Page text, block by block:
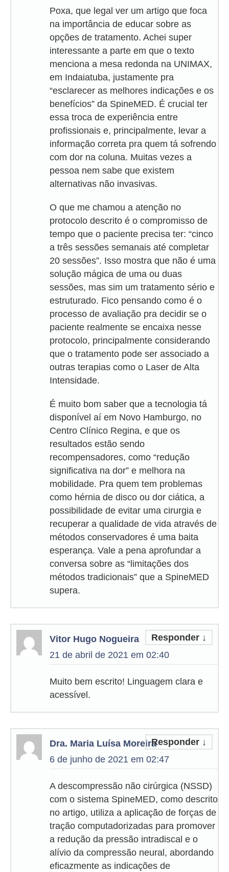
Poxa, que legal ver um artigo que foca
na importância de educar sobre as
opções de tratamento. Achei super
interessante a parte em que o texto
menciona a mesa redonda na UNIMAX,
em Indaiatuba, justamente pra
“esclarecer as melhores indicações e os
benefícios” da SpineMED. É crucial ter
essa troca de experiência entre
profissionais e, principalmente, levar a
informação correta pra quem tá sofrendo
com dor na coluna. Muitas vezes a
pessoa nem sabe que existem
alternativas não invasivas.
O que me chamou a atenção no
protocolo descrito é o compromisso de
tempo que o paciente precisa ter: “cinco
a três sessões semanais até completar
20 sessões”. Isso mostra que não é uma
solução mágica de uma ou duas
sessões, mas sim um tratamento sério e
estruturado. Fico pensando como é o
processo de avaliação pra decidir se o
paciente realmente se encaixa nesse
protocolo, principalmente considerando
que o tratamento pode ser associado a
outras terapias como o Laser de Alta
Intensidade.
É muito bom saber que a tecnologia tá
disponível aí em Novo Hamburgo, no
Centro Clínico Regina, e que os
resultados estão sendo
recompensadores, como “redução
significativa na dor” e melhora na
mobilidade. Pra quem tem problemas
como hérnia de disco ou dor ciática, a
possibilidade de evitar uma cirurgia e
recuperar a qualidade de vida através de
métodos conservadores é uma baita
esperança. Vale a pena aprofundar a
conversa sobre as “limitações dos
métodos tradicionais” que a SpineMED
supera.
Vitor Hugo Nogueira
21 de abril de 2021 em 02:40
Responder ↓
Muito bem escrito! Linguagem clara e
acessível.
Dra. Maria Luísa Moreira
6 de junho de 2021 em 02:47
Responder ↓
A descompressão não cirúrgica (NSSD)
com o sistema SpineMED, como descrito
no artigo, utiliza a aplicação de forças de
tração computadorizadas para promover
a redução da pressão intradiscal e o
alívio da compressão neural, abordando
eficazmente as indicações de